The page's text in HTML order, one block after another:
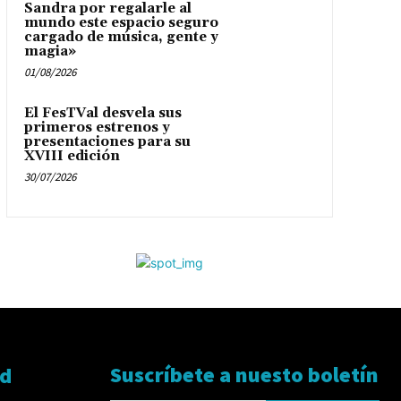
Sandra por regalarle al
mundo este espacio seguro
cargado de música, gente y
magia»
01/08/2026
El FesTVal desvela sus
primeros estrenos y
presentaciones para su
XVIII edición
30/07/2026
Suscríbete a nuesto boletín